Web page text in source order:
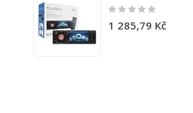
Rating:
0%
1 285,79 Kč